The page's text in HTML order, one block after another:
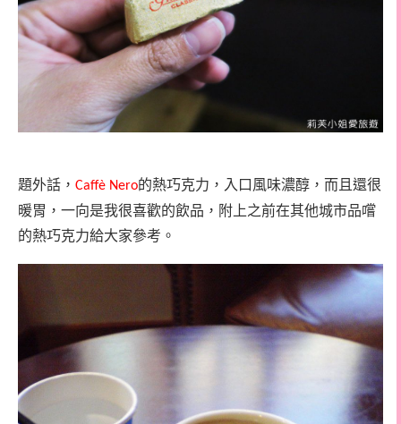
題外話， Caffè Nero的熱巧克力，入口風味濃醇，而且還很
暖胃，一向是我很喜歡的飲品，附上之前在其他城市品嚐
的熱巧克力給大家參考。